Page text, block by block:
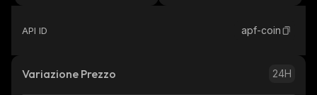
API ID apf-coin
Variazione Prezzo 24H